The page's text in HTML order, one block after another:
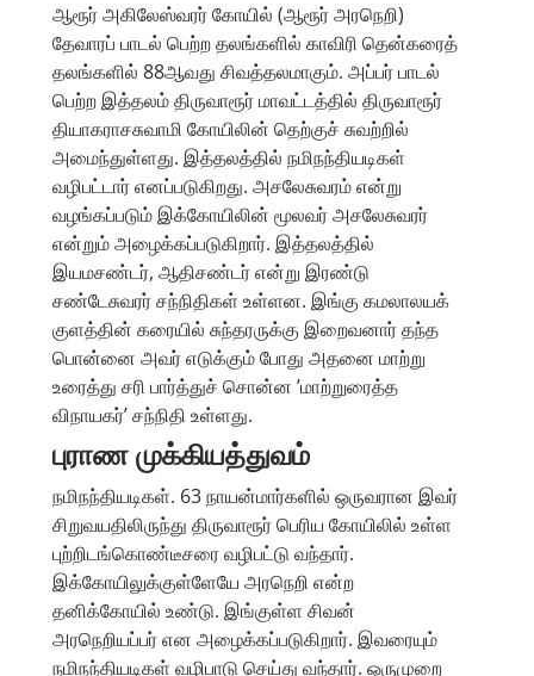
ஆரூர் அகிலேஸ்வரர் கோயில் (ஆரூர் அரநெறி)
தேவாரப் பாடல் பெற்ற தலங்களில் காவிரி தென்கரைத்
தலங்களில் 88ஆவது சிவத்தலமாகும். அப்பர் பாடல்
பெற்ற இத்தலம் திருவாரூர் மாவட்டத்தில் திருவாரூர்
தியாகராசசுவாமி கோயிலின் தெற்குச் சுவற்றில்
அமைந்துள்ளது. இத்தலத்தில் நமிநந்தியடிகள்
வழிபட்டார் எனப்படுகிறது. அசலேசுவரம் என்று
வழங்கப்படும் இக்கோயிலின் மூலவர் அசலேசுவரர்
என்றும் அழைக்கப்படுகிறார். இத்தலத்தில்
இயமசண்டர், ஆதிசண்டர் என்று இரண்டு
சண்டேசுவரர் சந்நிதிகள் உள்ளன. இங்கு கமலாலயக்
குளத்தின் கரையில் சுந்தரருக்கு இறைவனார் தந்த
பொன்னை அவர் எடுக்கும் போது அதனை மாற்று
உரைத்து சரி பார்த்துச் சொன்ன ’மாற்றுரைத்த
விநாயகர்’ சந்நிதி உள்ளது.
புராண முக்கியத்துவம்
நமிநந்தியடிகள். 63 நாயன்மார்களில் ஒருவரான இவர்
சிறுவயதிலிருந்து திருவாரூர் பெரிய கோயிலில் உள்ள
புற்றிடங்கொண்டீசரை வழிபட்டு வந்தார்.
இக்கோயிலுக்குள்ளேயே அரநெறி என்ற
தனிக்கோயில் உண்டு. இங்குள்ள சிவன்
அரநெறியப்பர் என அழைக்கப்படுகிறார். இவரையும்
நமிநந்தியடிகள் வழிபாடு செய்து வந்தார். ஒருமுறை